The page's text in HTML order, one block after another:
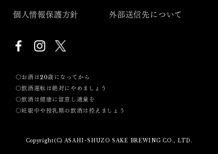
個人情報保護方針 外部送信先について
〇お酒は20歳になってから
〇飲酒運転は絶対にやめましょう
〇飲酒は健康に留意し適量を
〇妊娠中や授乳期の飲酒は控えましょう
Copyright(C) ASAHI-SHUZO SAKE BREWING CO., LTD.